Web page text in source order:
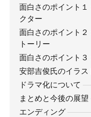
面白さのポイント
クター
面白さのポイント
トーリー
面白さのポイント
安部吉俊氏のイラス
ドラマ化について
まとめと今後の展望
エンディング